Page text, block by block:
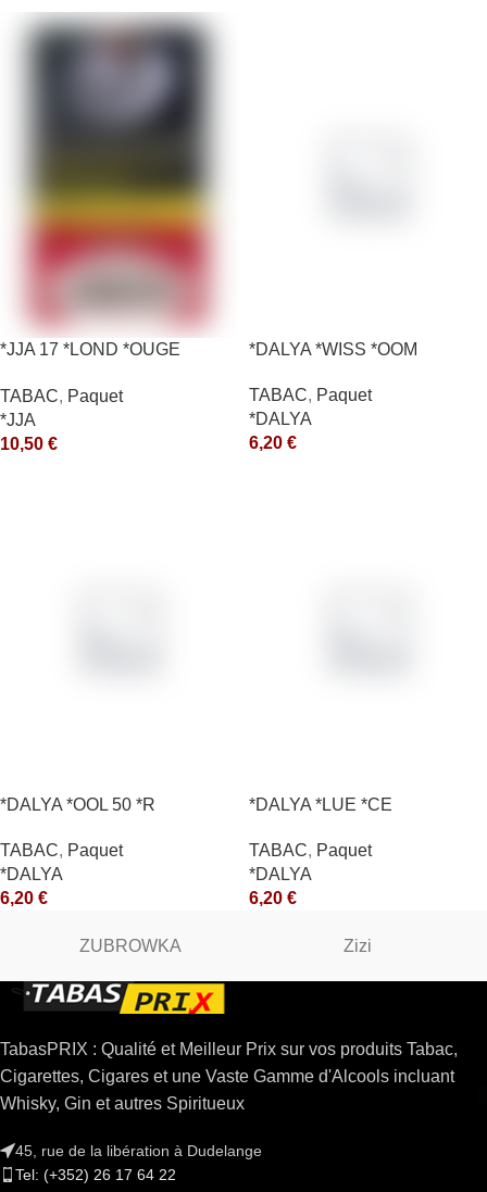
*JJA 17 *LOND *OUGE
TABAC, Paquet
*JJA
10,50 €
*DALYA *WISS *OOM
TABAC, Paquet
*DALYA
6,20 €
*DALYA *OOL 50 *R
TABAC, Paquet
*DALYA
6,20 €
*DALYA *LUE *CE
TABAC, Paquet
*DALYA
6,20 €
ZUBROWKA Zizi
TabasPRIX : Qualité et Meilleur Prix sur vos produits Tabac,
Cigarettes, Cigares et une Vaste Gamme d'Alcools incluant
Whisky, Gin et autres Spiritueux
45, rue de la libération à Dudelange
Tel: (+352) 26 17 64 22